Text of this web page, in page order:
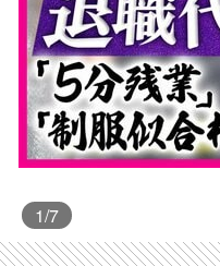
1/7